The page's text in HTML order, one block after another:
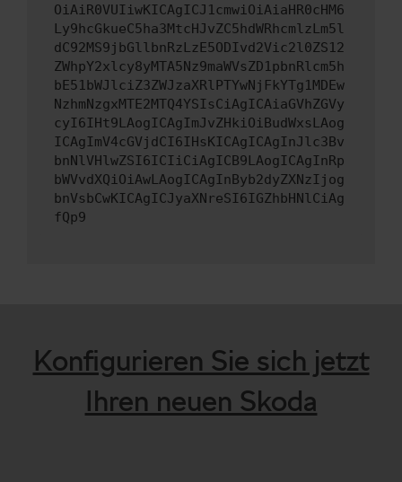
OiAiR0VUIiwKICAgICJ1cmwiOiAiaHR0cHM6
Ly9hcGkueC5ha3MtcHJvZC5hdWRhcmlzLm5l
dC92MS9jbGllbnRzLzE5ODIvd2Vic2l0ZS12
ZWhpY2xlcy8yMTA5Nz9maWVsZD1pbnRlcm5h
bE51bWJlciZ3ZWJzaXRlPTYwNjFkYTg1MDEw
NzhmNzgxMTE2MTQ4YSIsCiAgICAiaGVhZGVy
cyI6IHt9LAogICAgImJvZHkiOiBudWxsLAog
ICAgImV4cGVjdCI6IHsKICAgICAgInJlc3Bv
bnNlVHlwZSI6ICIiCiAgICB9LAogICAgInRp
bWVvdXQiOiAwLAogICAgInByb2dyZXNzIjog
bnVsbCwKICAgICJyaXNreSI6IGZhbHNlCiAg
fQp9
Konfigurieren Sie sich jetzt
Ihren neuen Skoda